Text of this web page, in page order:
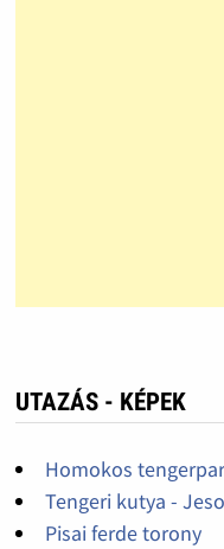
UTAZÁS - KÉPEK
Homokos
Tengeri kutya -
Pisai ferde torony